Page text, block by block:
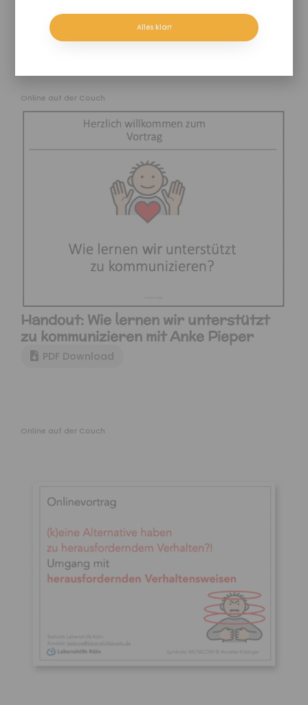
PDF Download
Online auf der Couch
Handout: Wie lernen wir unterstützt
zu kommunizieren mit Anke Pieper
PDF Download
Online auf der Couch
Alles klar!